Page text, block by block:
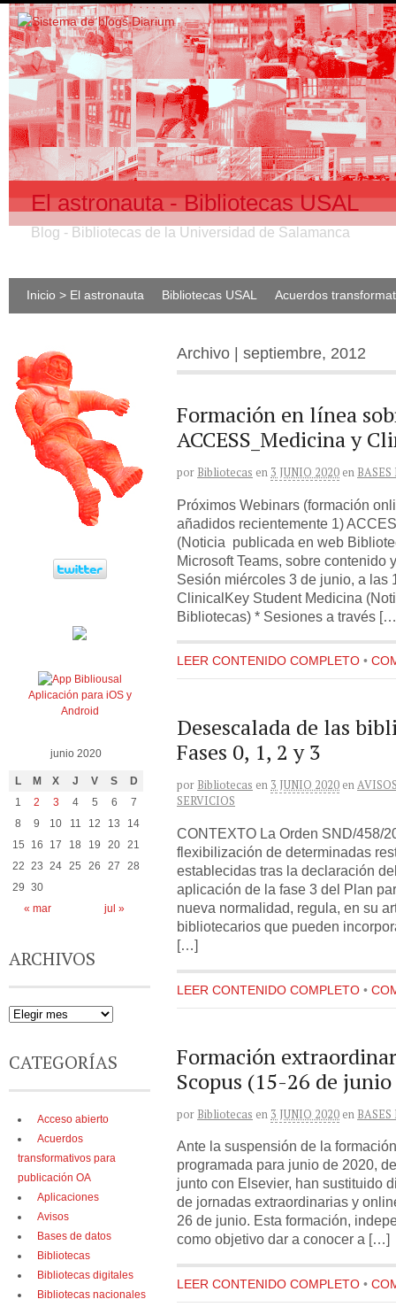
El astronauta - Bibliotecas USAL
Blog - Bibliotecas de la Universidad de Salamanca
Inicio > El astronauta Bibliotecas USAL Acuerdos
Archivo | septiembre, 2012
Formación en línea
ACCESS_Medicina y
por Bibliotecas en 3 JUNIO 2020 en
Próximos Webinars (formación
añadidos recientemente 1)
(Noticia publicada en web
Microsoft Teams, sobre contenido
Sesión miércoles 3 de junio, a las
ClinicalKey Student Medicina
Bibliotecas) * Sesiones a través
LEER CONTENIDO COMPLETO •
Desescalada de las
Fases 0, 1, 2 y 3
por Bibliotecas en 3 JUNIO 2020 en
SERVICIOS
CONTEXTO La Orden SND/458/
flexibilización de determinadas
establecidas tras la declaración
aplicación de la fase 3 del Plan
nueva normalidad, regula, en su
bibliotecarios que pueden
[…]
LEER CONTENIDO COMPLETO •
Formación
Scopus (15-26 de
por Bibliotecas en 3 JUNIO 2020 en
Ante la suspensión de la
programada para junio de 2020,
junto con Elsevier, han sustituido
de jornadas extraordinarias y
26 de junio. Esta formación,
como objetivo dar a conocer a […]
LEER CONTENIDO COMPLETO •
Aplicación para iOS y
Android
junio 2020
L M X J V S D
« mar jul »
1 2 3 4 5 6
7
8
9 10 11 12 13
14
15
16 17 18 19 20 21
22 23 24 25 26 27
28
29 30
ARCHIVOS
CATEGORÍAS
Acceso abierto
Acuerdos
transformativos para
publicación OA
Aplicaciones
Avisos
Bases de datos
Bibliotecas
Bibliotecas digitales
Bibliotecas nacionales